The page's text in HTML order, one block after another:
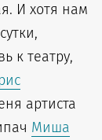
И хотя нам
к театру,
артиста
Миша